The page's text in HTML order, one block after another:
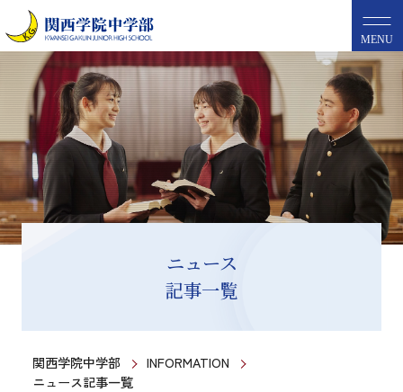
MENU
ニュース
記事一覧
関西学院中学部
INFORMATION
ニュース記事一覧